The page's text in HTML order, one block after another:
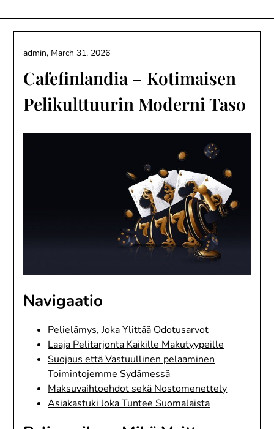
to
content
Cafefinlandia – Kotimaisen
Pelikulttuurin Moderni Taso
admin, March 31, 2026
Navigaatio
Pelielämys, Joka Ylittää Odotusarvot
Laaja Pelitarjonta Kaikille Makutyypeille
Suojaus että Vastuullinen pelaaminen
Toimintojemme Sydämessä
Maksuvaihtoehdot sekä Nostomenettely
Asiakastuki Joka Tuntee Suomalaista